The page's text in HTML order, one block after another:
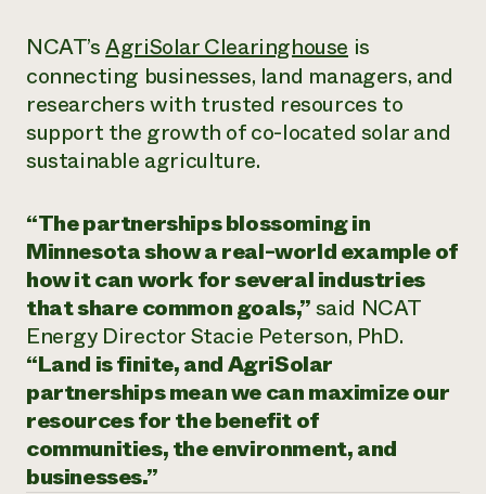
NCAT’sAgriSolar Clearinghouse is
connecting businesses, land managers, and
researchers with trusted resources to
support the growth of co-located solar and
sustainable agriculture.
“The partnerships blossoming in
Minnesota show a real-world example of
how it can work for several industries
that share common goals,”said NCAT
Energy Director Stacie Peterson, PhD.
“Land is finite, and AgriSolar
partnerships mean we can maximize our
resources for the benefit of
communities, the environment, and
businesses.”